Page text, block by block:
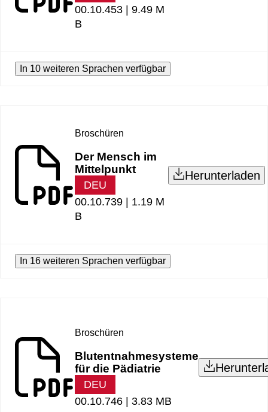
00.10.453 | 9.49 M
B
In 10 weiteren Sprachen verfügbar
Broschüren
Der Mensch im
Mittelpunkt
DEU
00.10.739 | 1.19 M
B
Herunterladen
In 16 weiteren Sprachen verfügbar
Broschüren
Blutentnahmesysteme
für die Pädiatrie
DEU
00.10.746 | 3.83 MB